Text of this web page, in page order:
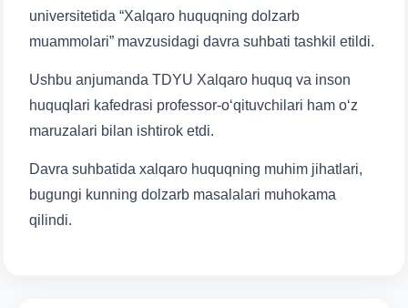
universitetida “Xalqaro huquqning dolzarb
muammolari” mavzusidagi davra suhbati tashkil etildi.
Ushbu anjumanda TDYU Xalqaro huquq va inson
huquqlari kafedrasi professor-o‘qituvchilari ham o‘z
maruzalari bilan ishtirok etdi.
Davra suhbatida xalqaro huquqning muhim jihatlari,
bugungi kunning dolzarb masalalari muhokama
qilindi.